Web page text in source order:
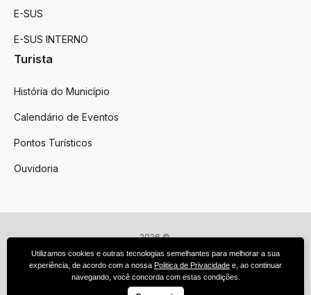
E-SUS
E-SUS INTERNO
Turista
História do Município
Calendário de Eventos
Pontos Turísticos
Ouvidoria
2026 ©
Todos os direitos reservados.
Feito por upside.rs
Utilizamos cookies e outras tecnologias semelhantes para melhorar a sua
experiência, de acordo com a nossa Politica de Privacidade e, ao continuar
navegando, você concorda com estas condições.